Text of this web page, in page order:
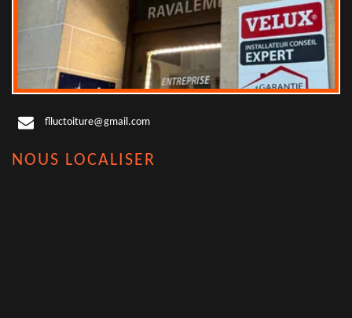
flluctoiture@gmail.com
NOUS LOCALISER